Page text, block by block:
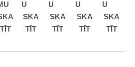
TĪT
U
SKA
TĪT
U
SKA
TĪT
U
SKA
TĪT
U
SKA
TĪT